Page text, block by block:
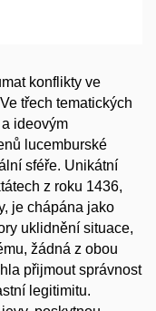
konflikty ve
třech tematických
ideovým
lucemburské
sféře. Unikátní
z roku 1436,
je chápána jako
uklidnění situace,
žádná z obou
přijmout správnost
legitimitu.